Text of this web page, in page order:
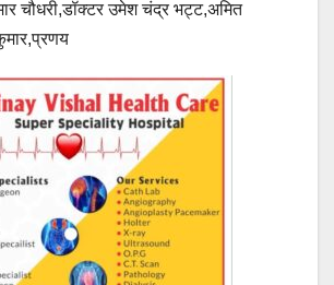
चौधरी,डॉक्टर उमेश चंद्र भट्ट,अमित